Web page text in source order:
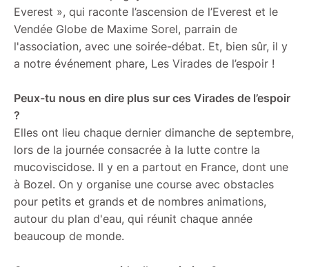
Everest », qui raconte l’ascension de l’Everest et le
Vendée Globe de Maxime Sorel, parrain de
l'association, avec une soirée-débat. Et, bien sûr, il y
a notre événement phare, Les Virades de l’espoir !
Peux-tu nous en dire plus sur ces Virades de l’espoir
?
Elles ont lieu chaque dernier dimanche de septembre,
lors de la journée consacrée à la lutte contre la
mucoviscidose. Il y en a partout en France, dont une
à Bozel. On y organise une course avec obstacles
pour petits et grands et de nombres animations,
autour du plan d'eau, qui réunit chaque année
beaucoup de monde.